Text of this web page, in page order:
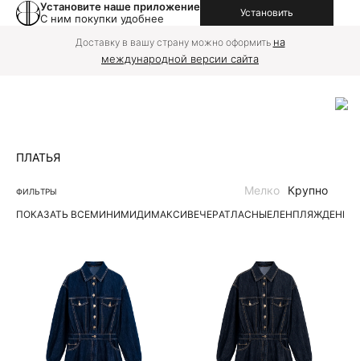
Установите наше приложение
С ним покупки удобнее
Установить
Доставку в вашу страну можно оформить на
международной версии сайта
ПЛАТЬЯ
ФИЛЬТРЫ
ПОКАЗАТЬ ВСЕМИНИМИДИМАКСИВЕЧЕРАТЛАСНЫЕЛЕНПЛЯЖДЕНИМ
Мелко Крупно